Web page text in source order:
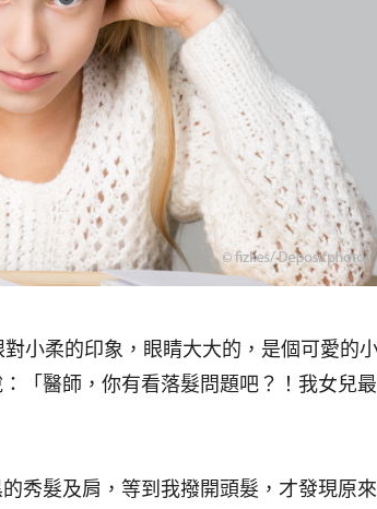
小柔的印象，眼睛大大的，是個可愛的
「醫師，你有看落髮問題吧？！我女兒
秀髮及肩，等到我撥開頭髮，才發現原